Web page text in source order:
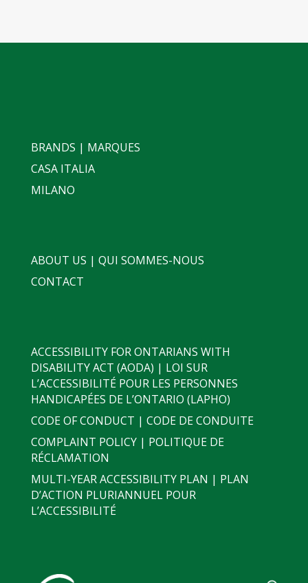
BRANDS | MARQUES
CASA ITALIA
MILANO
ABOUT US | QUI SOMMES-NOUS
CONTACT
ACCESSIBILITY FOR ONTARIANS WITH
DISABILITY ACT (AODA) | LOI SUR
L’ACCESSIBILITÉ POUR LES PERSONNES
HANDICAPÉES DE L’ONTARIO (LAPHO)
CODE OF CONDUCT | CODE DE CONDUITE
COMPLAINT POLICY | POLITIQUE DE
RÉCLAMATION
MULTI-YEAR ACCESSIBILITY PLAN | PLAN
D’ACTION PLURIANNUEL POUR
L’ACCESSIBILITÉ